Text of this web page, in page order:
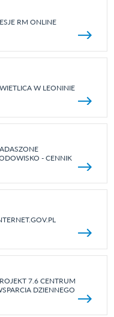
RM ONLINE
W LEONINIE
- CENNIK
7.6 CENTRUM
DZIENNEGO